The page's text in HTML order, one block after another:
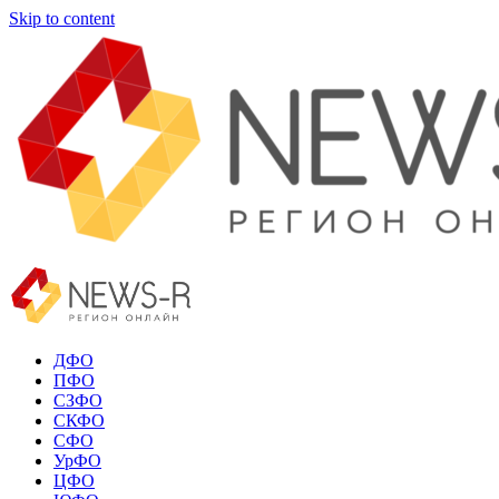
Skip to content
ДФО
ПФО
СЗФО
СКФО
СФО
УрФО
ЦФО